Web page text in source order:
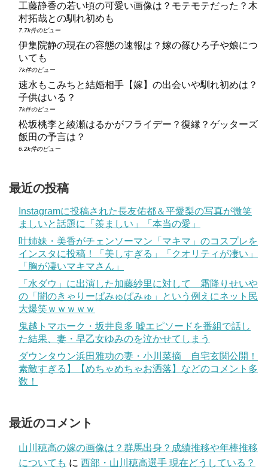
工藤静香の若い頃の可愛い画像は？モテモテだった？木
村拓哉との馴れ初めも
7.7k件のビュー
伊集院静の現在の容態の速報は？嫁の篠ひろ子や娘につ
いても
7k件のビュー
速水もこみちと結婚相手【嫁】の出会いや馴れ初めは？
子供はいる？
7k件のビュー
松坂桃李と綾瀬はるかがフライデー？復縁？ゲッターズ
飯田の予言は？
6.2k件のビュー
最近の投稿
Instagramに投稿された長友佑都＆平愛梨の写真が微笑
ましいと話題に「羨ましい」「本当の愛」
叶姉妹・美香がチェンソーマン「マキマ」のコスプレを
インスタに投稿！「美しすぎる」「クオリティが凄い」
「胸が凄いマキマさん」
「水ダウ」に出演した加藤紗里に対して 霜降りせいや
の「闇のきゃりーぱみゅぱみゅ」という例えにネット民
大爆笑ｗｗｗｗｗ
鬼越トマホーク・坂井良多 嘘エピソードを番組で話し
た結果、妻・早乙女ゆみのを泣かせてしまう
ダウンタウン浜田雅功の妻・小川菜摘 自宅玄関公開！
素敵すぎる】【めちゃめちゃお洒落】などのコメント多
数！
最近のコメント
山川穂高の嫁の画像は？群馬出身？成績推移や年棒推移
についても に 西部・山川穂高選手 現在どうしている？